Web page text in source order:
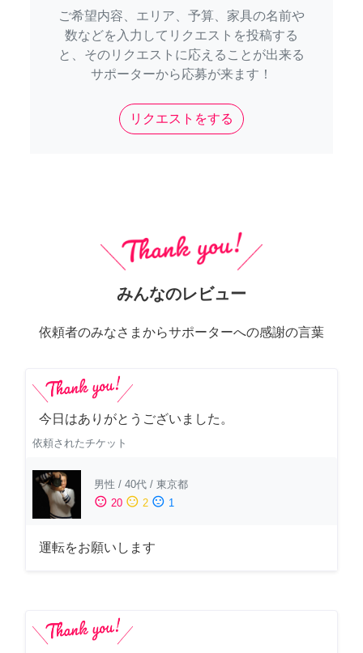
ご希望内容、エリア、予算、家具の名前や
数などを入力してリクエストを投稿する
と、そのリクエストに応えることが出来る
サポーターから応募が来ます！
リクエストをする
みんなのレビュー
依頼者のみなさまからサポーターへの感謝の言葉
今日はありがとうございました。
依頼されたチケット
男性 / 40代 / 東京都
sentiment_satisfied 20 sentiment_neutral 2 sentiment_dissatisfied 1
運転をお願いします